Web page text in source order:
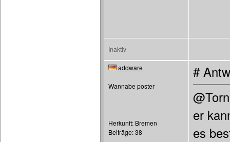
Inaktiv
addware
Wannabe poster
Herkunft: Bremen
Beiträge: 38
#
er
es